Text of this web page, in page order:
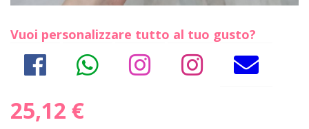
Vuoi personalizzare tutto al tuo gusto?
25,12 €